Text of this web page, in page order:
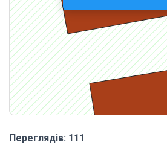
Переглядів: 111